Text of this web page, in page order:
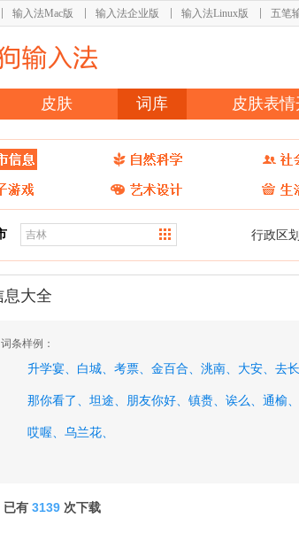
输入法Mac版 输入法企业版 输入法Linux版 五笔
皮肤 词库 皮肤表
行政区
息大全
词条样例：
升学宴、 白城、 考票、 金百合、 洮南、 大安、 去长
那你看了、 坦途、 朋友你好、 镇赉、 诶么、 通榆、
哎喔、 乌兰花、
已有 3139 次下载